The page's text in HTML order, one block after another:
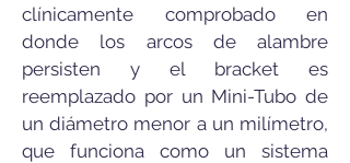
clínicamente comprobado en
donde los arcos de alambre
persisten y el bracket es
reemplazado por un Mini-Tubo de
un diámetro menor a un milímetro,
que funciona como un sistema